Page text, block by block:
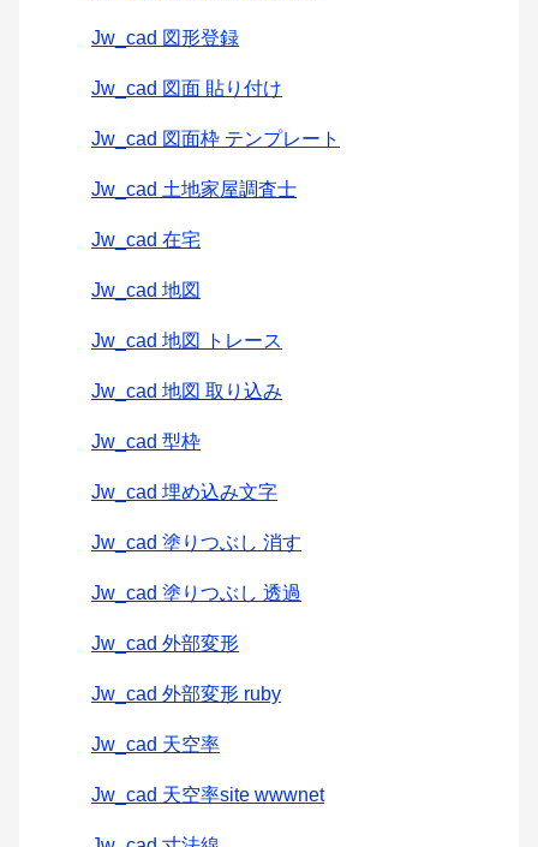
Jw_cad 図形登録
Jw_cad 図面 貼り付け
Jw_cad 図面枠 テンプレート
Jw_cad 土地家屋調査士
Jw_cad 在宅
Jw_cad 地図
Jw_cad 地図 トレース
Jw_cad 地図 取り込み
Jw_cad 型枠
Jw_cad 埋め込み文字
Jw_cad 塗りつぶし 消す
Jw_cad 塗りつぶし 透過
Jw_cad 外部変形
Jw_cad 外部変形 ruby
Jw_cad 天空率
Jw_cad 天空率site wwwnet